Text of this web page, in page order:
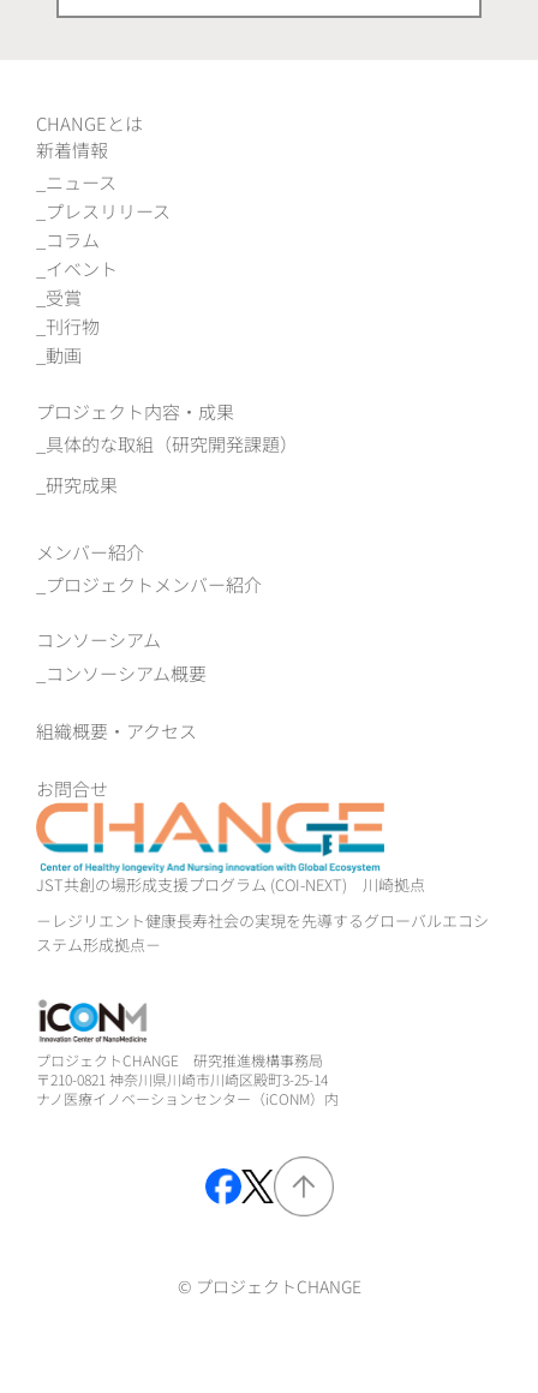
JST共創の場形成支援プログラム (COI-NEXT) 川崎拠点
－レジリエント健康長寿社会の実現を先導するグローバルエコシ
ステム形成拠点－
CHANGEとは
新着情報
ニュース
プレスリリース
コラム
イベント
受賞
刊行物
動画
プロジェクト内容・成果
具体的な取組（研究開発課題）
研究成果
メンバー紹介
プロジェクトメンバー紹介
コンソーシアム
コンソーシアム概要
組織概要‧アクセス
お問合せ
プロジェクトCHANGE 研究推進機構事務局
〒210-0821 神奈川県川崎市川崎区殿町3-25-14
ナノ医療イノベーションセンター（iCONM）内
© プロジェクトCHANGE